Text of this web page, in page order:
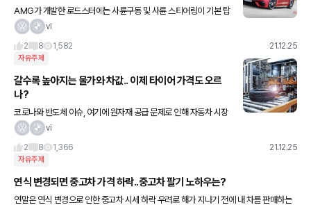
AMG가 개발한 로드스터에는 사륜구동 및 사륜 스티어링이 기본 탑
재된다 메르세데스-AMG는 과거 SL의 소프트톱과 2+2 레이아웃
vi
2
8 1,582 21.12.25
자유주제
갈수록 높아지는 물가와 차값.. 이제 타이어 가격도 오르
나?
코로나와 반도체 이슈, 여기에 원자재 공급 문제로 인해 자동차 시장
뿐만 아니라 타이어 업계도 비상이다. 수익성 강화를 위해 가격을 높
vi
2
8 1,366 21.12.25
자유주제
연식 변경되면 중고차 가격 하락..중고차 팔기 노하우는?
연말은 연식 변경으로 인한 중고차 시세 하락 우려로 해가 지나기 전에 내 차를 판매하는